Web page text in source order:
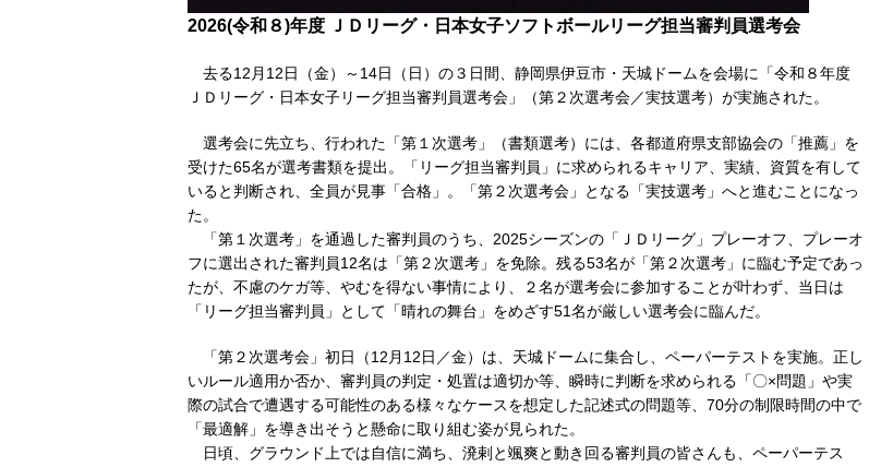
2026(令和８)年度 ＪＤリーグ・日本女子ソフトボールリーグ担当審判員選考会
去る12月12日（金）～14日（日）の３日間、静岡県伊豆市・天城ドームを会場に「令和８年度
ＪＤリーグ・日本女子リーグ担当審判員選考会」（第２次選考会／実技選考）が実施された。
選考会に先立ち、行われた「第１次選考」（書類選考）には、各都道府県支部協会の「推薦」を
受けた65名が選考書類を提出。「リーグ担当審判員」に求められるキャリア、実績、資質を有して
いると判断され、全員が見事「合格」。「第２次選考会」となる「実技選考」へと進むことになっ
た。
「第１次選考」を通過した審判員のうち、2025シーズンの「ＪＤリーグ」プレーオフ、プレーオ
フに選出された審判員12名は「第２次選考」を免除。残る53名が「第２次選考」に臨む予定であっ
たが、不慮のケガ等、やむを得ない事情により、２名が選考会に参加することが叶わず、当日は
「リーグ担当審判員」として「晴れの舞台」をめざす51名が厳しい選考会に臨んだ。
「第２次選考会」初日（12月12日／金）は、天城ドームに集合し、ペーパーテストを実施。正し
いルール適用か否か、審判員の判定・処置は適切か等、瞬時に判断を求められる「〇×問題」や実
際の試合で遭遇する可能性のある様々なケースを想定した記述式の問題等、70分の制限時間の中で
「最適解」を導き出そうと懸命に取り組む姿が見られた。
日頃、グラウンド上では自信に満ち、溌剌と颯爽と動き回る審判員の皆さんも、ペーパーテス